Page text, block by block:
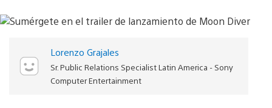
Lorenzo Grajales
Sr. Public Relations Specialist Latin America - Sony
Computer Entertainment